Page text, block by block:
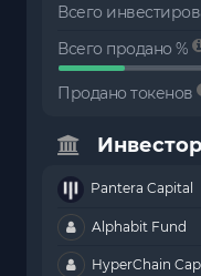
Всего
Всего продано %
Продано токенов
Pantera Capital
Alphabit Fund
HyperChain